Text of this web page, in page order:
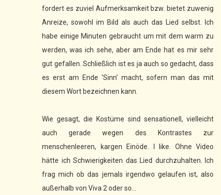
fordert es zuviel Aufmerksamkeit bzw. bietet zuwenig
Anreize, sowohl im Bild als auch das Lied selbst. Ich
habe einige Minuten gebraucht um mit dem warm zu
werden, was ich sehe, aber am Ende hat es mir sehr
gut gefallen. Schließlich ist es ja auch so gedacht, dass
es erst am Ende 'Sinn' macht, sofern man das mit
diesem Wort bezeichnen kann.
Wie gesagt, die Kostüme sind sensationell, vielleicht
auch gerade wegen des Kontrastes zur
menschenleeren, kargen Einöde. I like. Ohne Video
hätte ich Schwierigkeiten das Lied durchzuhalten. Ich
frag mich ob das jemals irgendwo gelaufen ist, also
außerhalb von Viva 2 oder so...